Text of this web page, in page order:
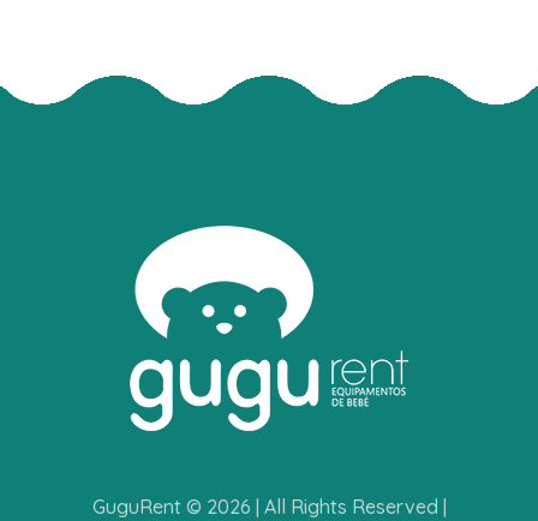
GuguRent © 2026 | All Rights Reserved |